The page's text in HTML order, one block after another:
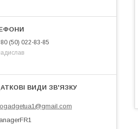
(50) 022-83-85